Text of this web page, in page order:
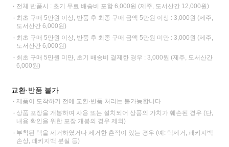
전체 반품시 : 초기 무료 배송비 포함 6,000원 (제주, 도서산간 12,000원)
최초 구매 5만원 이상, 반품 후 최종 구매 금액 5만원 이상 : 3,000원 (제주,
도서산간 6,000원)
최초 구매 5만원 이상, 반품 후 최종 구매 금액 5만원 미만 : 3,000원 (제주,
도서산간 6,000원)
최초 구매 5만원 미만, 초기 배송비 결제한 경우 : 3,000원 (제주, 도서산간
6,000원)
교환·반품 불가
제품이 도착하기 전에 교환·반품 처리는 불가능합니다.
상품 포장을 개봉하여 사용 또는 설치되어 상품의 가치가 훼손된 경우 (단,
내용 확인을 위한 포장 개봉의 경우 제외)
부착된 택을 제거하였거나 제거한 흔적이 있는 경우 (예: 택제거, 패키지백
손상, 패키지백 분실 등)